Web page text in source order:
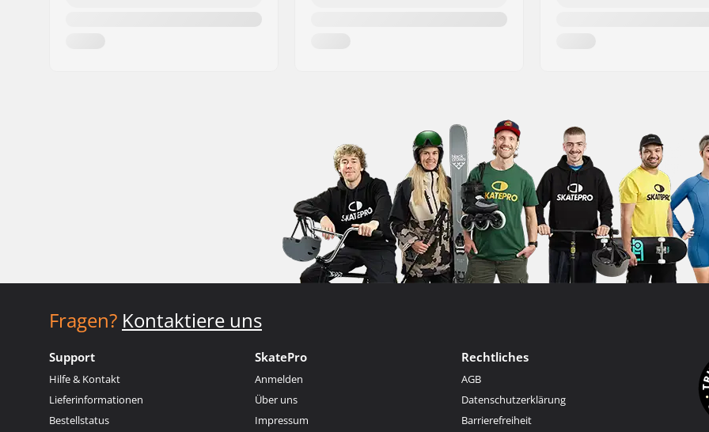
Fragen? Kontaktiere uns
Support
Hilfe & Kontakt
Lieferinformationen
Bestellstatus
SkatePro
Anmelden
Über uns
Impressum
Rechtliches
AGB
Datenschutzerklärung
Barrierefreiheit